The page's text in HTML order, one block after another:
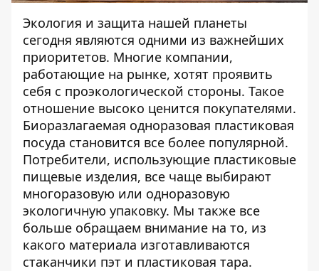
Экология и защита нашей планеты
сегодня являются одними из важнейших
приоритетов. Многие компании,
работающие на рынке, хотят проявить
себя с проэкологической стороны. Такое
отношение высоко ценится покупателями.
Биоразлагаемая одноразовая пластиковая
посуда становится все более популярной.
Потребители, использующие пластиковые
пищевые изделия, все чаще выбирают
многоразовую или одноразовую
экологичную упаковку. Мы также все
больше обращаем внимание на то, из
какого материала изготавливаются
стаканчики пэт и пластиковая тара.